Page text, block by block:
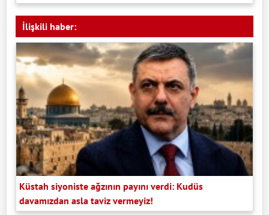
İlişkili haber:
Küstah siyoniste ağzının payını verdi: Kudüs
davamızdan asla taviz vermeyiz!